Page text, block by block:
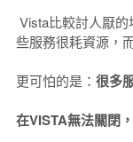
Vista比較討人厭
些服務很耗資源，
更可怕的是： 很多
在VISTA無法關閉